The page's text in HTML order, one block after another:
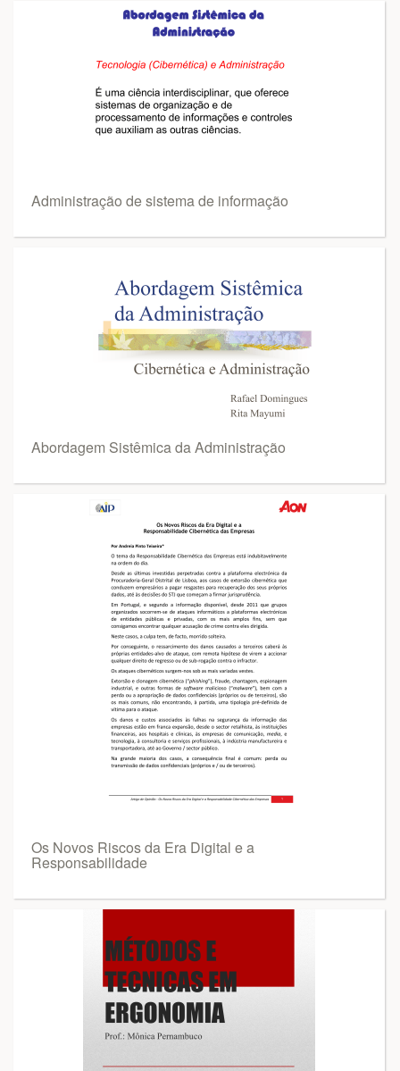
Administração de sistema de informação
Abordagem Sistêmica da Administração
Os Novos Riscos da Era Digital e a
Responsabilidade